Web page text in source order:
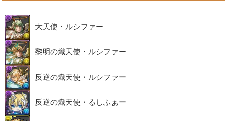
大天使・ルシファー
黎明の熾天使・ルシファー
反逆の熾天使・ルシファー
反逆の熾天使・るしふぁー